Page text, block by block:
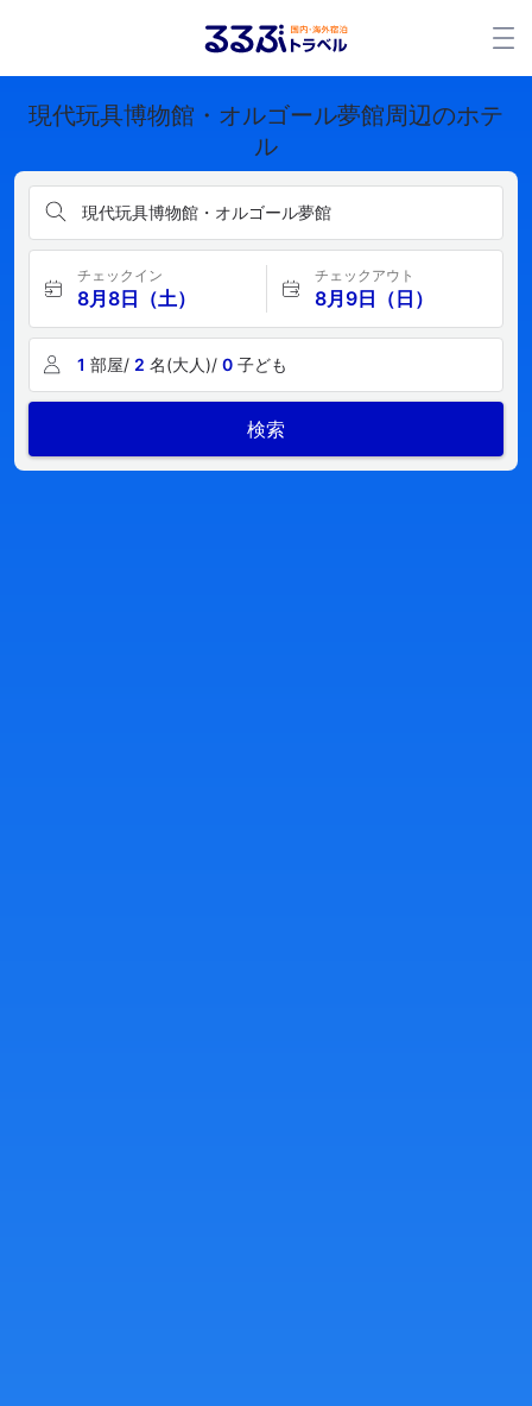
現代玩具博物館・オルゴール夢館周辺のホテ
ル
現代玩具博物館・オルゴール夢館
チェックイン
8月8日（土）
チェックアウト
8月9日（日）
1 部屋/ 2 名(大人)/ 0 子ども
検索